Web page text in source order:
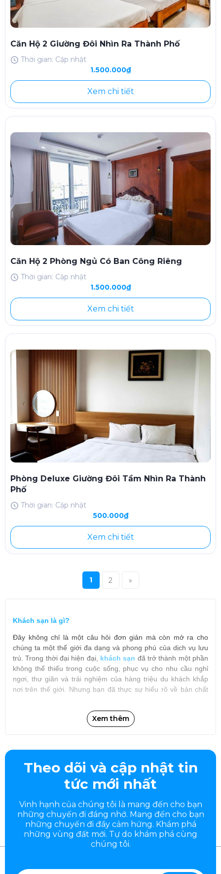
Căn Hộ 2 Giường Đôi Nhìn Ra Thành Phố
Thời gian: Cập nhật
1.500.000₫
Xem chi tiết
Căn Hộ 2 Phòng Ngủ Có Ban Công Riêng
Thời gian: Cập nhật
1.500.000₫
Xem chi tiết
Phòng Deluxe Giường Đôi Tầm Nhìn Ra Thành
Phố
Thời gian: Cập nhật
500.000₫
Xem chi tiết
1 2 »
Khách sạn là gì?
Đây không chỉ là một câu hỏi đơn giản mà còn mở ra cho
chúng ta một thế giới đa dạng và phong phú của dịch vụ lưu
trú. Trong thời đại hiện đại, khách sạn đã trở thành một phần
không thể thiếu trong cuộc sống, phục vụ cho nhu cầu nghỉ
ngơi, thư giãn và trải nghiệm của hàng triệu du khách khắp
nơi trên thế giới. Nhưng bạn đã thực sự hiểu rõ về bản chất
chưa? Bài viết này sẽ giúp bạn khám phá sâu hơn về khái
niệm khách sạn, phân loại, dịch vụ và tác động của nó đối với
Xem thêm
Theo dõi và cập nhật tin
tức mới nhất
Vinh hạnh của chúng tôi là mang đến cho bạn
những chuyến đi đáng nhớ. Mang đến cho bạn
những chuyến đi đầycảm hứng. Khám phá
những vùng đất mới. Tự do khám phá cùng
chúng tôi.